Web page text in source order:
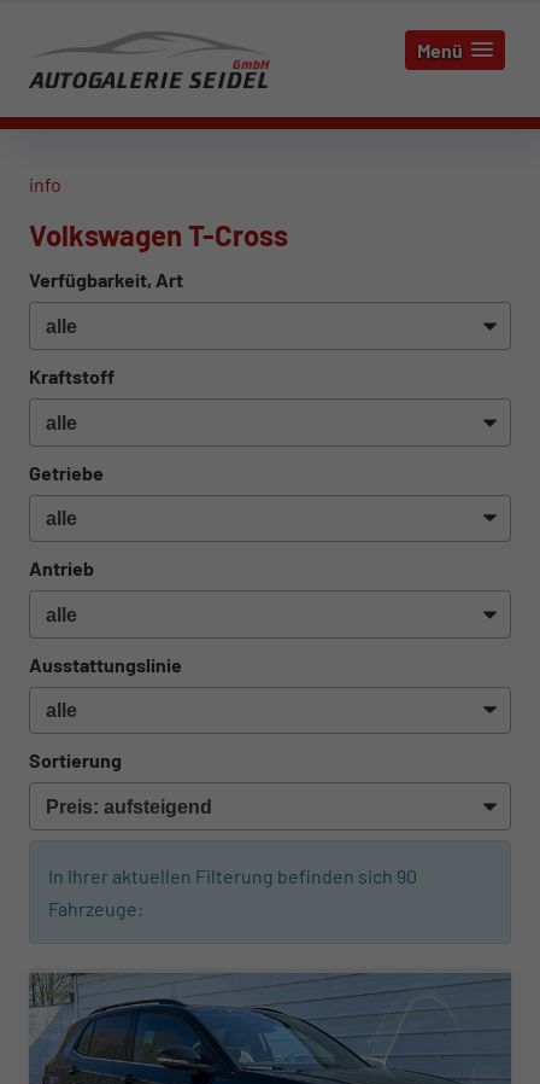
Menü
info
Volkswagen T-Cross
Verfügbarkeit, Art
Kraftstoff
Getriebe
Antrieb
Ausstattungslinie
Sortierung
In Ihrer aktuellen Filterung befinden sich 90
Fahrzeuge:
ab 326,– € mtl.